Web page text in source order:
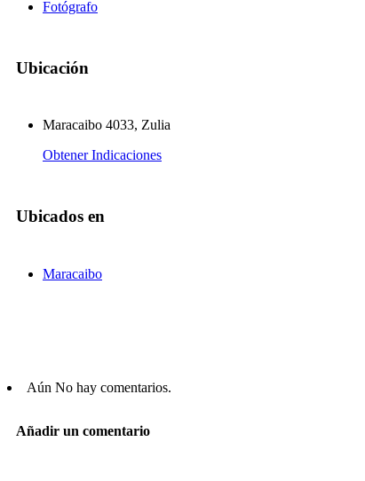
Fotógrafo
Ubicación
Maracaibo 4033, Zulia
Obtener Indicaciones
Ubicados en
Maracaibo
Aún No hay comentarios.
Añadir un comentario